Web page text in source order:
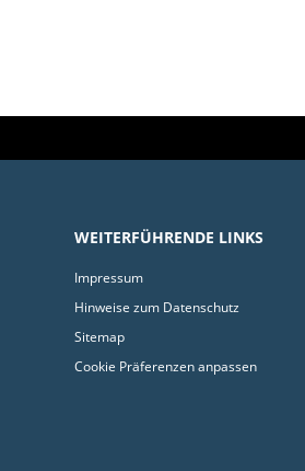
WEITERFÜHRENDE LINKS
Impressum
Hinweise zum Datenschutz
Sitemap
Cookie Präferenzen anpassen